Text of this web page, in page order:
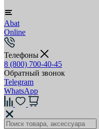
Abat
Online
Телефоны
8 (800) 700-40-45
Обратный звонок
Telegram
WhatsApp